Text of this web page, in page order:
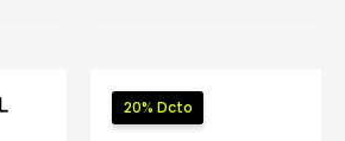
20% Dcto